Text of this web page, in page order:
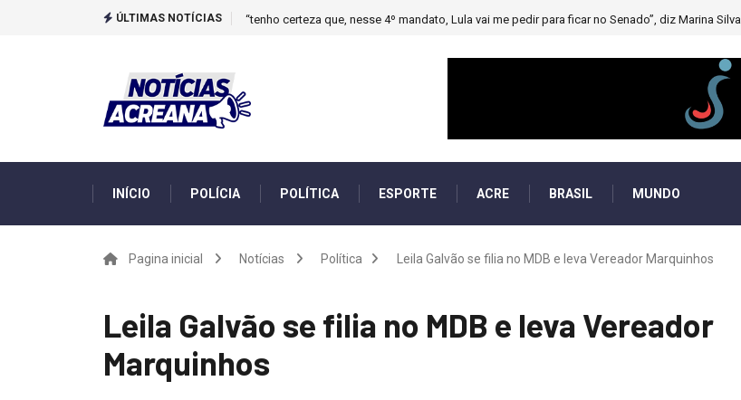
ÚLTIMAS NOTÍCIAS “tenho certeza que, nesse 4º mandato, Lula vai me pedir para ficar no Senado”, diz Marina Silva
INÍCIO POLÍCIA POLÍTICA ESPORTE ACRE BRASIL MUNDO
Pagina inicial Notícias Política Leila Galvão se filia no MDB e leva Vereador Marquinhos
Leila Galvão se filia no MDB e leva Vereador
Marquinhos